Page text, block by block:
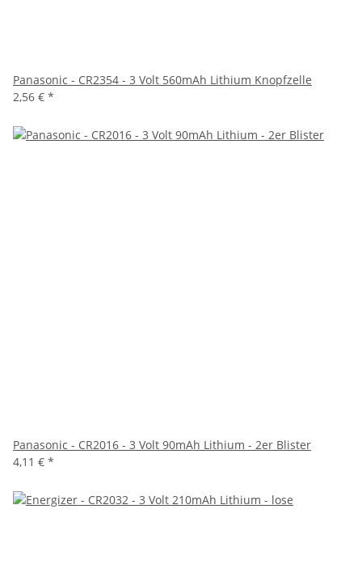
Panasonic - CR2354 - 3 Volt 560mAh Lithium Knopfzelle
2,56 € *
Panasonic - CR2016 - 3 Volt 90mAh Lithium - 2er Blister
4,11 € *